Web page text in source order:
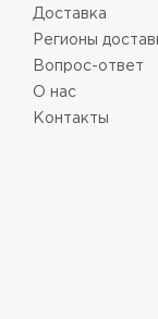
Доставка
Регионы
Вопрос-ответ
О нас
Контакты